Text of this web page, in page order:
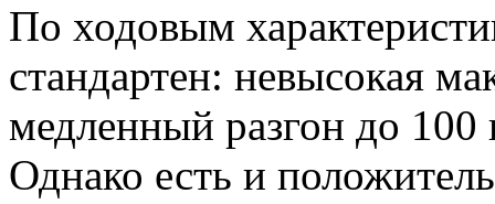
По ходовым
стандартен: невысокая
медленный разгон до
Однако есть и